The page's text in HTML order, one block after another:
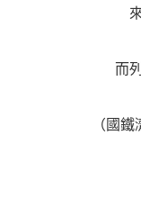
而
（國